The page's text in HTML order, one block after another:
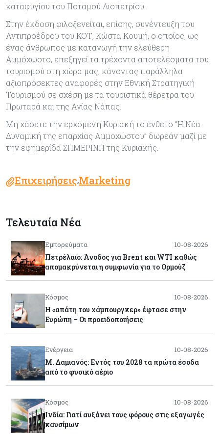
καταφυγίου του Ποταμού Λιοπετρίου.
Στην έκδοση φιλοξενείται, επίσης, συνέντευξη του
Αντιπροέδρου του ΚΟΤ, Κώστα Κουμή, ο οποίος, ως
ένας άνθρωπος με καταγωγή την ελεύθερη
Αμμόχωστο, επεξηγεί τα τρέχοντα αποτελέσματα του
τουρισμού στη χώρα μας, κάνοντας παράλληλα
αξιοπρόσεκτες αναφορές στην Εθνική Στρατηγική
Τουρισμού σε σχέση με τα τουριστικά θέρετρα του
Πρωταρά και της Αγίας Νάπας.
Μη χάσετε την ερχόμενη Κυριακή το ένθετο “Η Νέα
Δυναμική της επαρχίας Αμμοχώστου” δωρεάν μαζί με
την εφημερίδα ΣΗΜΕΡΙΝΗ της Κυριακής.
Επιχειρήσεις,Marketing
Τελευταία Νέα
Εμπορεύματα 10-08-2026
Πετρέλαιο: Άνοδος για Brent και WTI καθώς
απομακρύνεται η συμφωνία για το Ορμούζ
Κόσμος 10-08-2026
Η «απάτη του χάμπουργκερ» έφτασε στην
Ευρώπη – Οι προειδοποιήσεις
Ενέργεια 10-08-2026
Μ. Δαμιανός: Εντός του 2028 τα πρώτα έσοδα
από το φυσικό αέριο
Κόσμος 10-08-2026
Ινδία: Γιατί αυξάνει τους φόρους στις εξαγωγές
καυσίμων